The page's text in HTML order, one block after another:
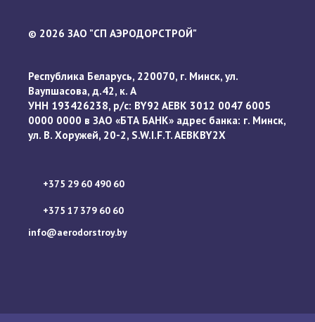
© 2026 ЗАО "СП АЭРОДОРСТРОЙ"
Республика Беларусь, 220070, г. Минск, ул.
Ваупшасова, д.42, к. А
УНН 193426238, р/с: BY92 AEBK 3012 0047 6005
0000 0000 в ЗАО «БТА БАНК» адрес банка: г. Минск,
ул. В. Хоружей, 20-2, S.W.I.F.T. AEBKBY2X
+375 29 60 490 60
+375 17 379 60 60
info@aerodorstroy.by